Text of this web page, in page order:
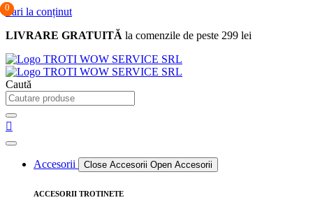
Sari la conținut
LIVRARE GRATUITĂ la comenzile de peste 299 lei
0
Caută
0
0
Accesorii Close Accesorii Open Accesorii
ACCESORII TROTINETE